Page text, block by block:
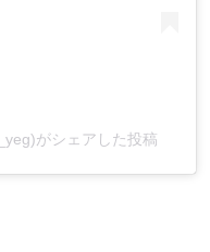
がシェアした投稿